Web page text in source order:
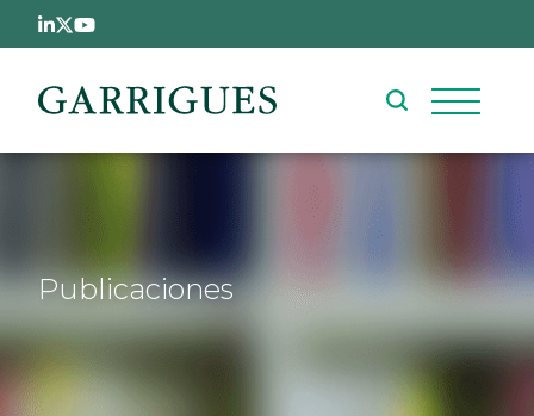
Pasar al contenido principal
Publicaciones